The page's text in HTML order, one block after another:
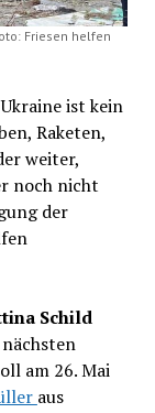
Friesen helfen
ist kein
Raketen,
weiter,
noch nicht
der
Schild
am 26. Mai
aus